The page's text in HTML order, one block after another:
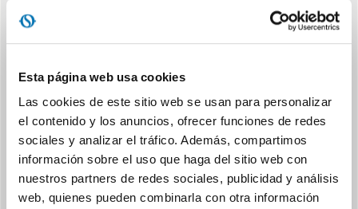
Esta página web usa cookies
Las cookies de este sitio web se usan para personalizar
el contenido y los anuncios, ofrecer funciones de redes
sociales y analizar el tráfico. Además, compartimos
información sobre el uso que haga del sitio web con
nuestros partners de redes sociales, publicidad y análisis
web, quienes pueden combinarla con otra información
and Heat”, para extrema sencillez de uso.
DOUBLE-SHELL
ABS extra grueso protege los componentes internos del